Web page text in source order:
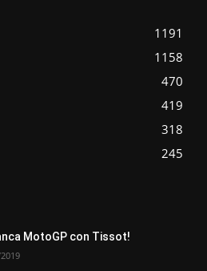
1191
1158
470
419
318
245
Premios Secciones
MotoGP con Tissot!